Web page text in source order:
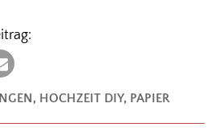
, HOCHZEIT DIY, PAPIER